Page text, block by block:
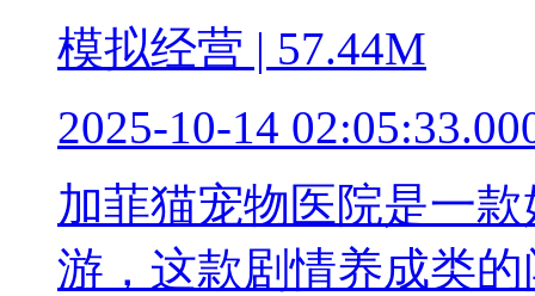
模拟经营 | 57.44M
2025-10-14
加菲猫宠物医院是一
游，这款剧情养成类